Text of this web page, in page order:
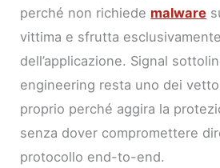
perché non richiede malware
vittima e sfrutta
dell’applicazione. Signal
engineering resta uno dei
proprio perché aggira la
senza dover compromettere
protocollo end-to-end.